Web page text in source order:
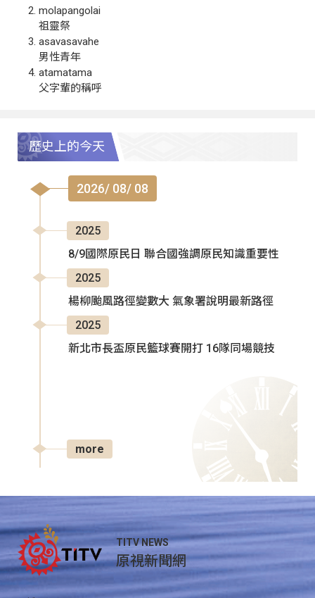
molapangolai
祖靈祭
asavasavahe
男性青年
atamatama
父字輩的稱呼
歷史上的今天
2026/ 08/ 08
2025
8/9國際原民日 聯合國強調原民知識重要性
2025
楊柳颱風路徑變數大 氣象署說明最新路徑
2025
新北市長盃原民籃球賽開打 16隊同場競技
more
TITV NEWS
原視新聞網